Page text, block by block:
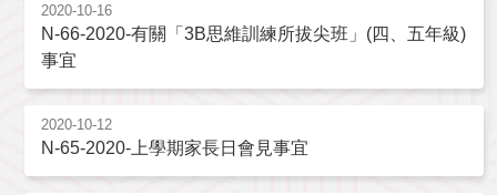
2020-10-16
N-66-2020-有關「3B思維訓練所拔尖班」(四、五年級)
事宜
2020-10-12
N-65-2020-上學期家長日會見事宜